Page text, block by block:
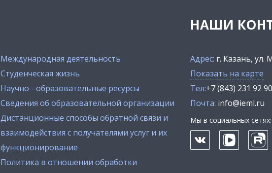
Международная деятельность
Студенческая жизнь
Научно - образовательные ресурсы
Сведения об образовательной организации
Дистанционные способы обратной связи и
взаимодействия с получателями услуг и их
функционирование
Политика в отношении обработки
НАШИ
Адрес: г. Казань, ул.
Показать на карте
Тел:+7 (843) 231 92 90
Почта: info@ieml.ru
Мы в социальных сетях: